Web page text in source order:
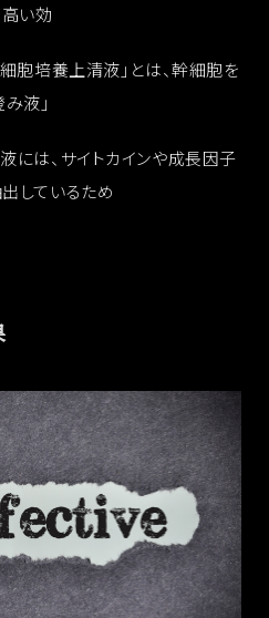
い効
胞培養上清液」とは、幹細胞を
液」
には、サイトカインや成長因子
しているため